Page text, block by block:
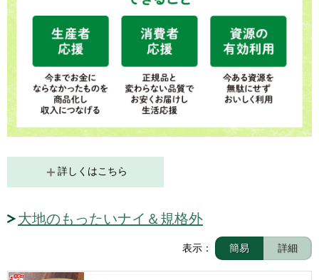
詳しくはこちら
大地のもったいナイ＆規格外
表示： 簡易 詳細